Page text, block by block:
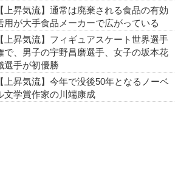
【上昇気流】通常は廃棄される食品の有効
用が大手食品メーカーで広がっている
【上昇気流】フィギュアスケート世界選手
で、男子の宇野昌磨選手、女子の坂本花
選手が初優勝
【上昇気流】今年で没後50年となるノーベ
文学賞作家の川端康成